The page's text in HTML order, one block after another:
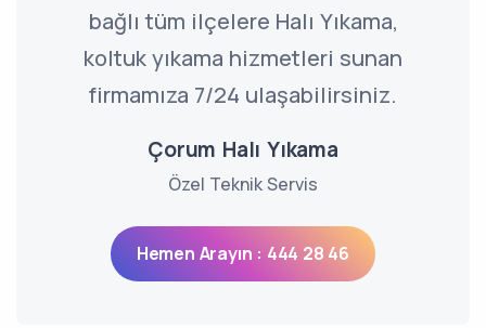
bağlı tüm ilçelere Halı Yıkama,
koltuk yıkama hizmetleri sunan
firmamıza 7/24 ulaşabilirsiniz.
Çorum Halı Yıkama
Özel Teknik Servis
Hemen Arayın : 444 28 46